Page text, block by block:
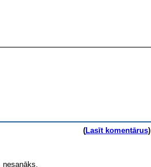
(Lasīt komentārus)